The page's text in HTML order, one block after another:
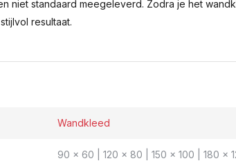
niet standaard meegeleverd. Zodra je het
resultaat.
Wandkleed
90 x 60 | 120 x 80 | 150 x 100 | 180 x